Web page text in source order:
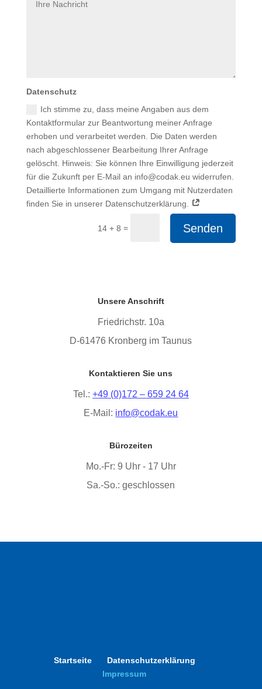
Datenschutz
Ich stimme zu, dass meine Angaben aus dem
Kontaktformular zur Beantwortung meiner Anfrage
erhoben und verarbeitet werden. Die Daten werden
nach abgeschlossener Bearbeitung Ihrer Anfrage
gelöscht. Hinweis: Sie können Ihre Einwilligung jederzeit
für die Zukunft per E-Mail an info@codak.eu widerrufen.
Detaillierte Informationen zum Umgang mit Nutzerdaten
finden Sie in unserer Datenschutzerklärung.
14 + 8 = Senden
Unsere Anschrift
Friedrichstr. 10a
D-61476 Kronberg im Taunus
Kontaktieren Sie uns
Tel.: +49 (0)172 – 659 24 64
E-Mail: info@codak.eu
Bürozeiten
Mo.-Fr: 9 Uhr - 17 Uhr
Sa.-So.: geschlossen
Startseite
Datenschutzerklärung
Impressum